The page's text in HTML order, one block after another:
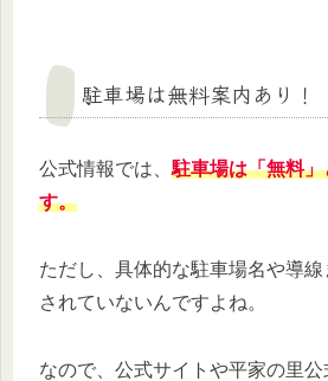
駐車場は無料案内あり！
公式情報では、 駐車場は「無料
す。
ただし、具体的な駐車場名や導
されていないんですよね。
なので、公式サイトや平家の里